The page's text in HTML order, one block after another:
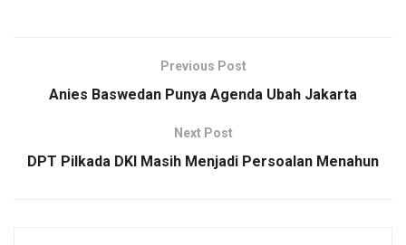
Previous Post
Anies Baswedan Punya Agenda Ubah Jakarta
Next Post
DPT Pilkada DKI Masih Menjadi Persoalan Menahun